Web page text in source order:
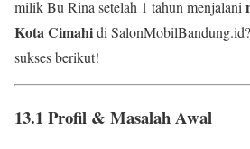
milik Bu Rina setelah 1 tahun menjalani
Kota Cimahidi
sukses berikut!
13.1 Profil & Masalah Awal